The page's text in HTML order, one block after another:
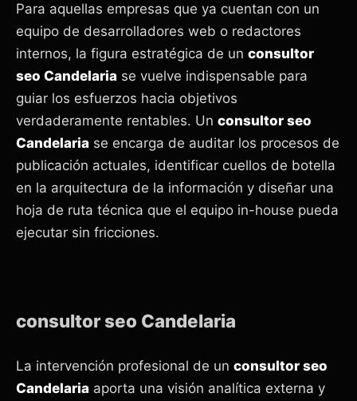
Para aquellas empresas que ya cuentan con un
equipo de desarrolladores web o redactores
internos, la figura estratégica de un consultor
seo Candelaria se vuelve indispensable para
guiar los esfuerzos hacia objetivos
verdaderamente rentables. Un consultor seo
Candelaria se encarga de auditar los procesos de
publicación actuales, identificar cuellos de botella
en la arquitectura de la información y diseñar una
hoja de ruta técnica que el equipo in-house pueda
ejecutar sin fricciones.
consultor seo Candelaria
La intervención profesional de un consultor seo
Candelaria aporta una visión analítica externa y